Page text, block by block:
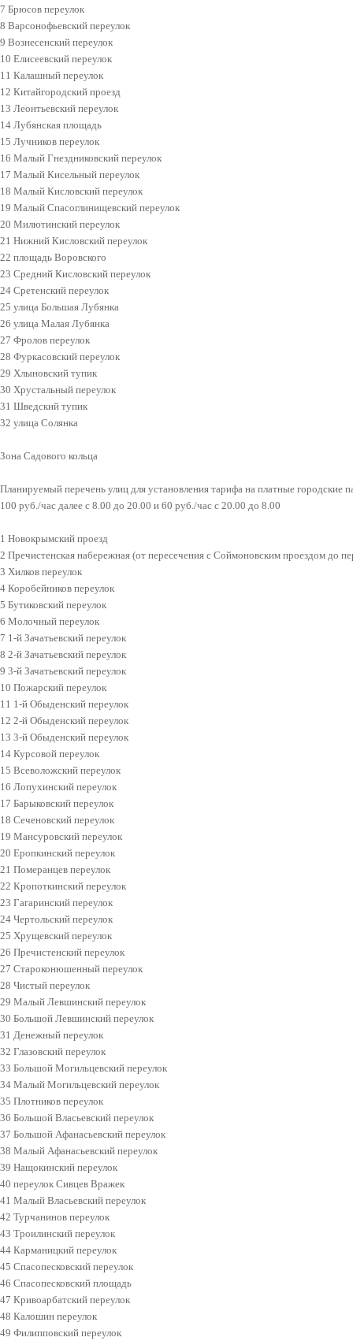
7 Брюсов переулок
8 Варсонофьевский переулок
9 Вознесенский переулок
10 Елисеевский переулок
11 Калашный переулок
12 Китайгородский проезд
13 Леонтьевский переулок
14 Лубянская площадь
15 Лучников переулок
16 Малый Гнездниковский переулок
17 Малый Кисельный переулок
18 Малый Кисловский переулок
19 Малый Спасоглинищевский переулок
20 Милютинский переулок
21 Нижний Кисловский переулок
22 площадь Воровского
23 Средний Кисловский переулок
24 Сретенский переулок
25 улица Большая Лубянка
26 улица Малая Лубянка
27 Фролов переулок
28 Фуркасовский переулок
29 Хлыновский тупик
30 Хрустальный переулок
31 Шведский тупик
32 улица Солянка
Зона Садового кольца
Планируемый перечень улиц для установления тарифа на платные городские
100 руб./час далее с 8.00 до 20.00 и 60 руб./час с 20.00 до 8.00
1 Новокрымский проезд
2 Пречистенская набережная (от пересечения с Соймоновским проездом до
3 Хилков переулок
4 Коробейников переулок
5 Бутиковский переулок
6 Молочный переулок
7 1-й Зачатьевский переулок
8 2-й Зачатьевский переулок
9 3-й Зачатьевский переулок
10 Пожарский переулок
11 1-й Обыденский переулок
12 2-й Обыденский переулок
13 3-й Обыденский переулок
14 Курсовой переулок
15 Всеволожский переулок
16 Лопухинский переулок
17 Барыковский переулок
18 Сеченовский переулок
19 Мансуровский переулок
20 Еропкинский переулок
21 Померанцев переулок
22 Кропоткинский переулок
23 Гагаринский переулок
24 Чертольский переулок
25 Хрущевский переулок
26 Пречистенский переулок
27 Староконюшенный переулок
28 Чистый переулок
29 Малый Левшинский переулок
30 Большой Левшинский переулок
31 Денежный переулок
32 Глазовский переулок
33 Большой Могильцевский переулок
34 Малый Могильцевский переулок
35 Плотников переулок
36 Большой Власьевский переулок
37 Большой Афанасьевский переулок
38 Малый Афанасьевский переулок
39 Нащокинский переулок
40 переулок Сивцев Вражек
41 Малый Власьевский переулок
42 Турчанинов переулок
43 Троилинский переулок
44 Карманицкий переулок
45 Спасопесковский переулок
46 Спасопесковский площадь
47 Кривоарбатский переулок
48 Калошин переулок
49 Филипповский переулок